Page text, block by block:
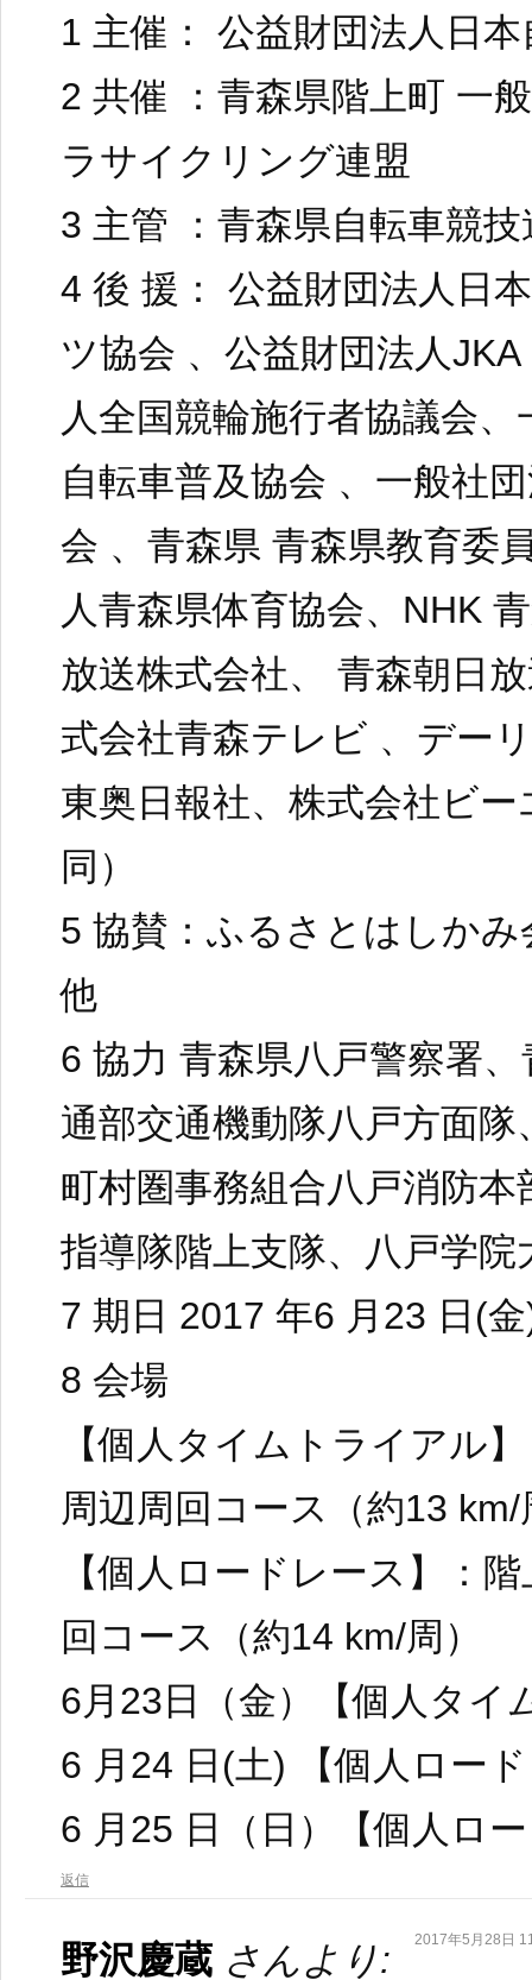
1 主催： 公益財団法人日
2 共催 ：青森県階上町 一
ラサイクリング連盟
3 主管 ：青森県自転車競技
4 後 援： 公益財団法人日
ツ協会 、公益財団法人
人全国競輪施行者協議会
自転車普及協会 、一般社
会 、青森県 青森県教育委
人青森県体育協会、NHK
放送株式会社、 青森朝日
式会社青森テレビ 、デー
東奥日報社、株式会社ビ
同）
5 協賛：ふるさとはしか
他
6 協力 青森県八戸警察署
通部交通機動隊八戸方面隊
町村圏事務組合八戸消防本
指導隊階上支隊、八戸学院
7 期日 2017 年6 月23 日(
8 会場
【個人タイムトライアル
周辺周回コース（約13 km/
【個人ロードレース】：
回コース（約14 km/周）
6月23日（金）【個人タイ
6 月24 日(土) 【個人ロー
6 月25 日（日）【個人ロ
返信
野沢慶蔵 さんより: 2017年5月28日